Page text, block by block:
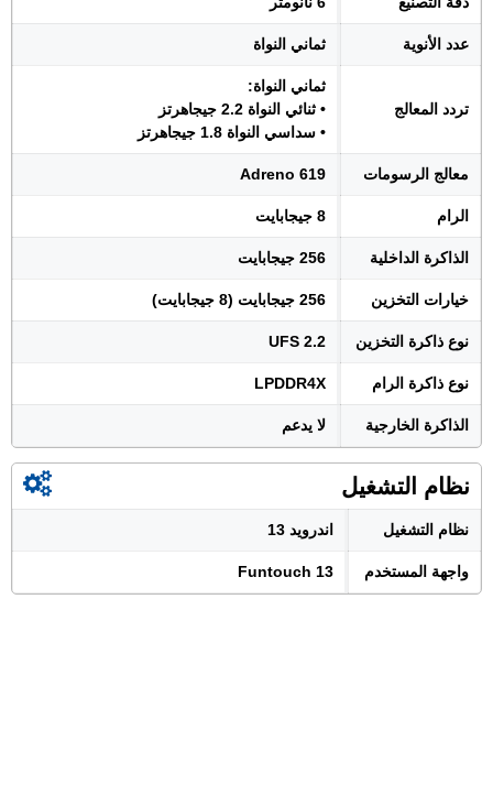
عدد الأنوية ثماني النواة
تردد المعالج
ثماني النواة:
• ثنائي النواة 2.2 جيجاهرتز
• سداسي النواة 1.8 جيجاهرتز
معالج الرسومات Adreno 619
الرام 8 جيجابايت
الذاكرة الداخلية 256 جيجابايت
خيارات التخزين 256 جيجابايت (8 جيجابايت)
نوع ذاكرة التخزين UFS 2.2
نوع ذاكرة الرام LPDDR4X
الذاكرة الخارجية لا يدعم
نظام التشغيل
نظام التشغيل اندرويد 13
واجهة المستخدم Funtouch 13